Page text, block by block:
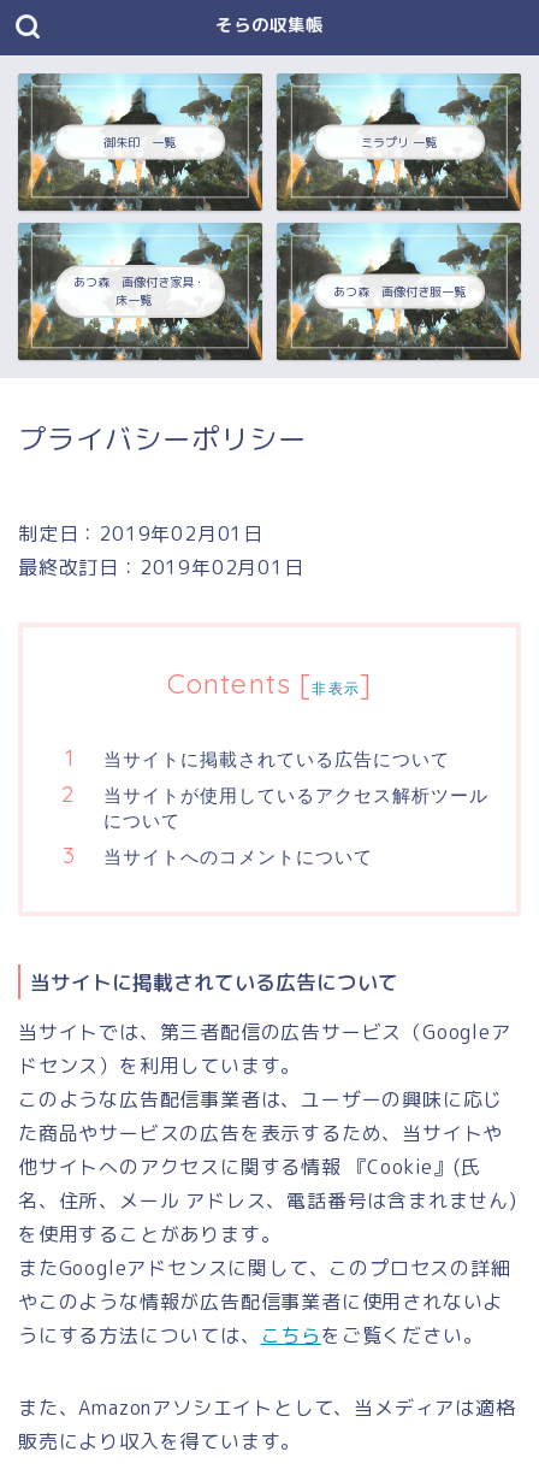
そらの収集帳
御朱印 一覧 ミラプリ 一覧
あつ森 画像付き家具・
床一覧
あつ森 画像付き服一覧
プライバシーポリシー
制定日：2019年02月01日
最終改訂日：2019年02月01日
Contents [非表示]
当サイトに掲載されている広告について
当サイトが使用しているアクセス解析ツール
について
当サイトへのコメントについて
当サイトに掲載されている広告について
当サイトでは、第三者配信の広告サービス（Googleア
ドセンス）を利用しています。
このような広告配信事業者は、ユーザーの興味に応じ
た商品やサービスの広告を表示するため、当サイトや
他サイトへのアクセスに関する情報 『Cookie』(氏
名、住所、メール アドレス、電話番号は含まれません)
を使用することがあります。
またGoogleアドセンスに関して、このプロセスの詳細
やこのような情報が広告配信事業者に使用されないよ
うにする方法については、
こちらをご覧ください。
また、Amazonアソシエイトとして、当メディアは適格
販売により収入を得ています。